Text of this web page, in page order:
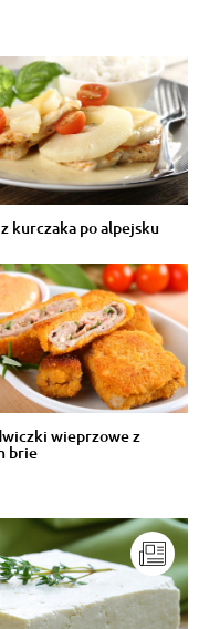
kurczaka po alpejsku
wieprzowe z
brie